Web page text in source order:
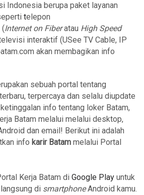
Indonesia berupa paket layanan
telepon
(Internet on Fiberatau High Speed
interaktif (USee TV Cable, IP
akan membagikan info
sebuah portal tentang
terpercaya dan selalu diupdate
info tentang loker Batam,
Batam melalui melalui desktop,
dan email! Berikut ini adalah
info karir Batammelalui Portal
Kerja Batam di Google Playuntuk
di smartphoneAndroid kamu.